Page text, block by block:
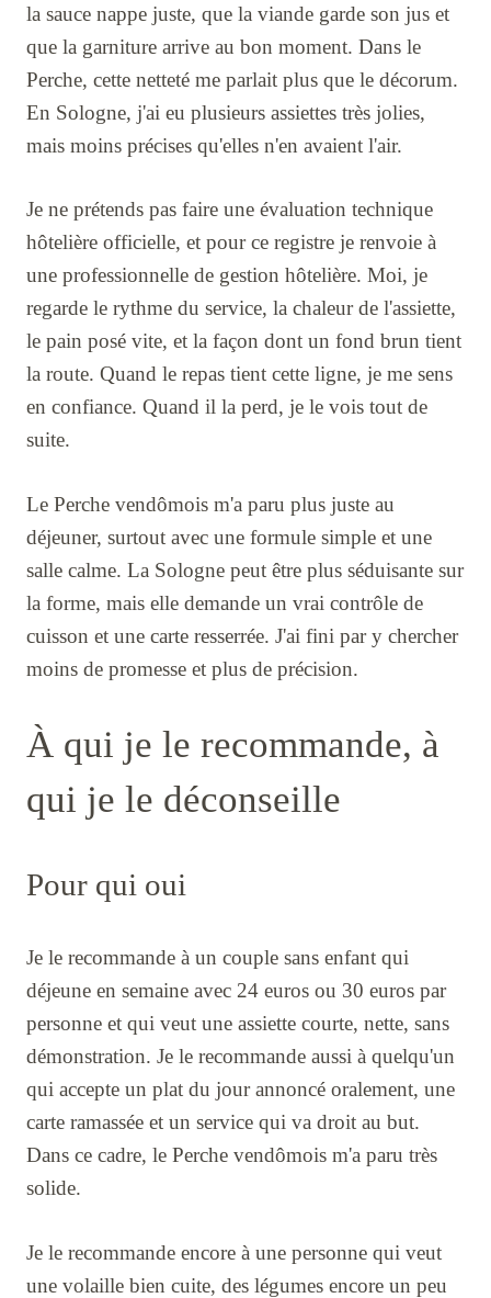
la sauce nappe juste, que la viande garde son jus et
que la garniture arrive au bon moment. Dans le
Perche, cette netteté me parlait plus que le décorum.
En Sologne, j'ai eu plusieurs assiettes très jolies,
mais moins précises qu'elles n'en avaient l'air.
Je ne prétends pas faire une évaluation technique
hôtelière officielle, et pour ce registre je renvoie à
une professionnelle de gestion hôtelière. Moi, je
regarde le rythme du service, la chaleur de l'assiette,
le pain posé vite, et la façon dont un fond brun tient
la route. Quand le repas tient cette ligne, je me sens
en confiance. Quand il la perd, je le vois tout de
suite.
Le Perche vendômois m'a paru plus juste au
déjeuner, surtout avec une formule simple et une
salle calme. La Sologne peut être plus séduisante sur
la forme, mais elle demande un vrai contrôle de
cuisson et une carte resserrée. J'ai fini par y chercher
moins de promesse et plus de précision.
À qui je le recommande, à
qui je le déconseille
Pour qui oui
Je le recommande à un couple sans enfant qui
déjeune en semaine avec 24 euros ou 30 euros par
personne et qui veut une assiette courte, nette, sans
démonstration. Je le recommande aussi à quelqu'un
qui accepte un plat du jour annoncé oralement, une
carte ramassée et un service qui va droit au but.
Dans ce cadre, le Perche vendômois m'a paru très
solide.
Je le recommande encore à une personne qui veut
une volaille bien cuite, des légumes encore un peu